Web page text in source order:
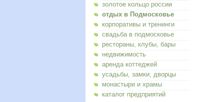
золотое кольцо россии
отдых в Подмосковье
корпоративы и тренинги
свадьба в подмосковье
рестораны, клубы, бары
недвижимость
аренда коттеджей
усадьбы, замки, дворцы
монастыри и храмы
каталог предприятий